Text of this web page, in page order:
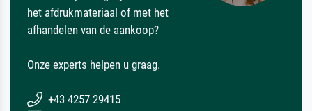
het afdrukmateriaal of met het
afhandelen van de aankoop?
Onze experts helpen u graag.
+43 4257 29415